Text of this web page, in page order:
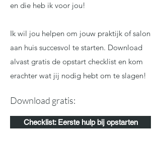
en die heb ik voor jou!
Ik wil jou helpen om jouw praktijk of salon
aan huis succesvol te starten. Download
alvast gratis de opstart checklist en kom
erachter wat jij nodig hebt om te slagen!
Download gratis:
Checklist: Eerste hulp bij opstarten